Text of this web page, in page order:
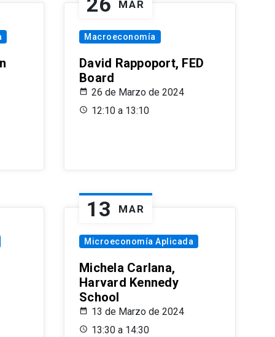
MAR
Macroeconomía
David Rappoport, FED
Board
26 de Marzo de 2024
12:10 a 13:10
13 MAR
Microeconomía Aplicada
Michela Carlana,
Harvard Kennedy
School
13 de Marzo de 2024
13:30 a 14:30